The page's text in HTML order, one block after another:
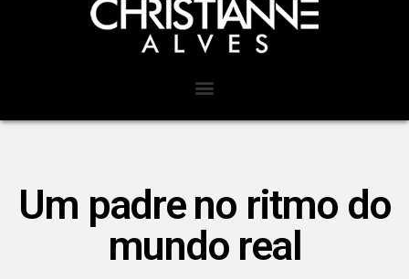
Um padre no ritmo do
mundo real